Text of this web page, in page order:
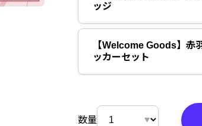
ッジ
【Welcome Goods】赤
ッカーセット
数量